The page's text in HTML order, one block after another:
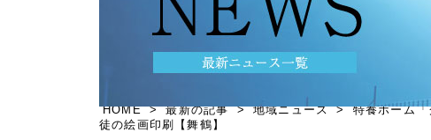
HOME > 最新の記事 > 地域ニュース > 特養ホーム
徒の絵画印刷【舞鶴】